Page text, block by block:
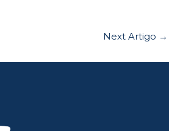
Next Artigo →